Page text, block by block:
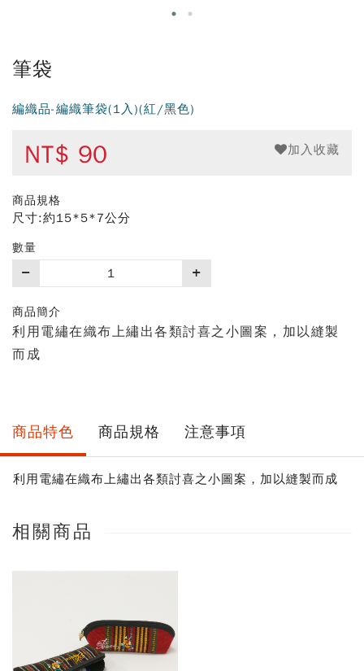
筆袋
編織品-編織筆袋(1入)(紅/黑色)
NT$ 90 加入收藏
商品規格
尺寸:約15*5*7公分
數量
買
數
量
商品簡介
利用電繡在織布上繡出各類討喜之小圖案，加以縫製
而成
商品特色 商品規格 注意事項
利用電繡在織布上繡出各類討喜之小圖案，加以縫製而成
相關商品